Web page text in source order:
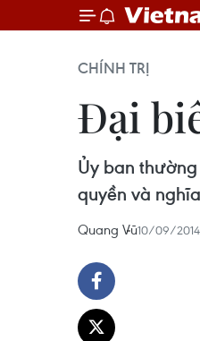
CHÍNH TRỊ
Đại
Ủy ban
quyền và
Quang Vũ10/09/2014